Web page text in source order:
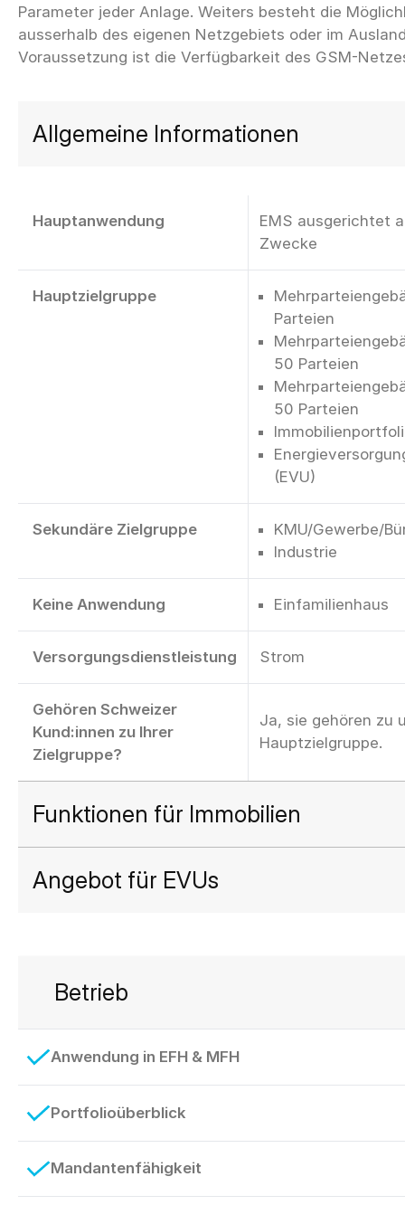
Parameter jeder Anlage. Weiters besteht die
ausserhalb des eigenen Netzgebiets oder im
Allgemeine Informationen
Hauptanwendung
EMS ausgerichtet
Zwecke
Hauptzielgruppe
Parteien
50 Parteien
50 Parteien
(EVU)
Sekundäre Zielgruppe
KMU/Gewerbe/
Industrie
Keine Anwendung Einfamilienhaus
Versorgungsdienstleistung Strom
Gehören Schweizer
Kund:innen zu Ihrer
Zielgruppe?
Ja, sie gehören zu
Hauptzielgruppe.
Funktionen für Immobilien
Angebot für EVUs
Betrieb
Anwendung in EFH & MFH
Portfolioüberblick
Mandantenfähigkeit